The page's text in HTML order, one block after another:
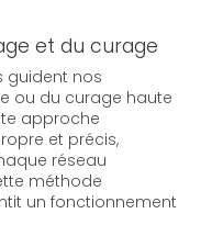
et du curage
guident nos
ou du curage haute
approche
et précis,
réseau
méthode
un fonctionnement